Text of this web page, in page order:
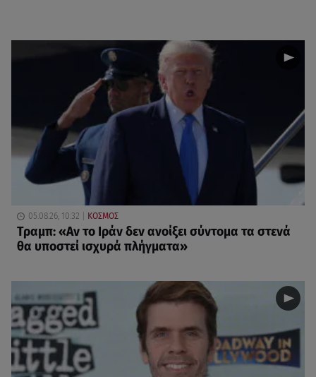
05.08.26, 10:32 ΚΟΣΜΟΣ
Τραμπ: «Αν το Ιράν δεν ανοίξει σύντομα τα στενά
θα υποστεί ισχυρά πλήγματα»